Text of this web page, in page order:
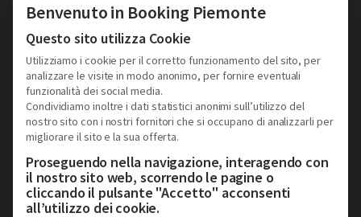
Facebook
Twitter YouTube Pinterest
2026 © Copyright - Turismo Alpmed S.r.l.
Cap. Soc. € 40.000 I.V. - P.IVA IT10807510010 - R.E.A TO 1163413
Via Giuseppe Pomba, 23, 10123, Torino, (Italy)
Tel. (+39) 331 9879633
Benvenuto in Booking Piemonte
Questo sito utilizza Cookie
Utilizziamo i cookie per il corretto funzionamento del sito, per
analizzare le visite in modo anonimo, per fornire eventuali
funzionalità dei social media.
Condividiamo inoltre i dati statistici anonimi sull’utilizzo del
nostro sito con i nostri fornitori che si occupano di analizzarli per
migliorare il sito e la sua offerta.
Proseguendo nella navigazione, interagendo con
il nostro sito web, scorrendo le pagine o
cliccando il pulsante "Accetto" acconsenti
all’utilizzo dei cookie.